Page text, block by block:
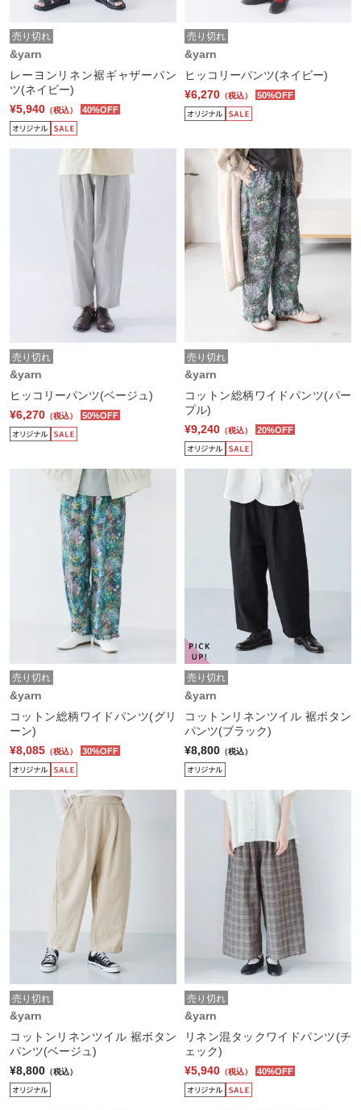
売り切れ
&yarn
レーヨンリネン裾ギャザーパン
ツ(ネイビー)
¥5,940 （税込） 40%OFF
売り切れ
&yarn
ヒッコリーパンツ(ネイビー)
¥6,270 （税込） 50%OFF
売り切れ
&yarn
ヒッコリーパンツ(ベージュ)
¥6,270 （税込） 50%OFF
売り切れ
&yarn
コットン総柄ワイドパンツ(パー
プル)
¥9,240 （税込） 20%OFF
売り切れ
&yarn
コットン総柄ワイドパンツ(グリ
ーン)
¥8,085 （税込） 30%OFF
売り切れ
&yarn
コットンリネンツイル 裾ボタン
パンツ(ブラック)
¥8,800 （税込）
売り切れ
&yarn
コットンリネンツイル 裾ボタン
パンツ(ベージュ)
¥8,800 （税込）
売り切れ
&yarn
リネン混タックワイドパンツ(チ
ェック)
¥5,940 （税込） 40%OFF